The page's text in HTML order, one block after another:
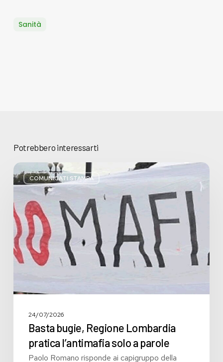
Sanità
Potrebbero interessarti
COMUNICATI STAMPA
Basta
bugie,
Regione
Lombardia
pratica
l’antimafia
solo
a
parole
24/07/2026
Basta bugie, Regione Lombardia
pratica l’antimafia solo a parole
Paolo Romano risponde ai capigruppo della